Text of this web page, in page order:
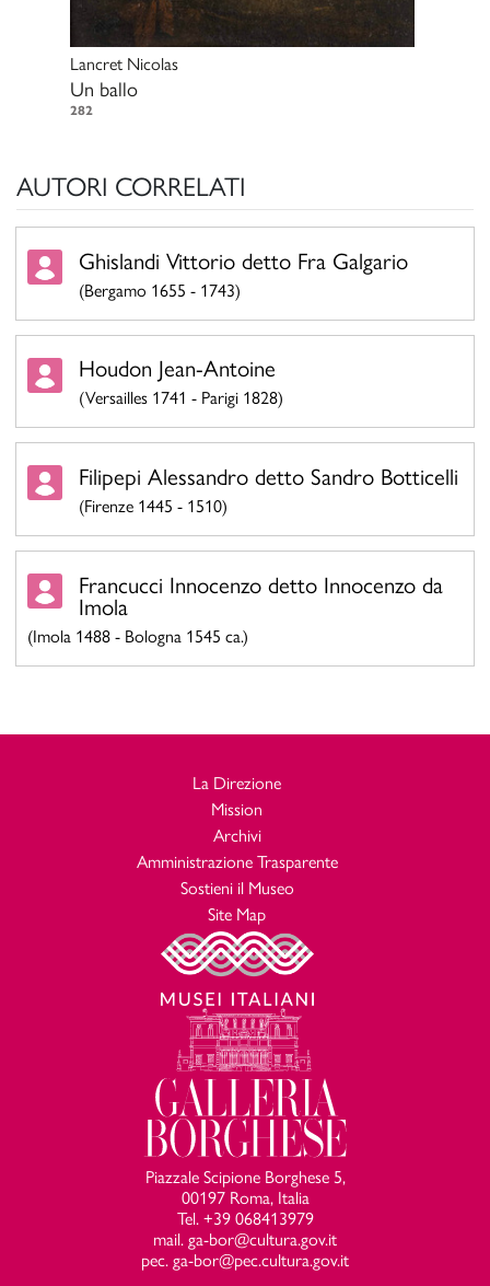
Lancret Nicolas
Un ballo
282
AUTORI CORRELATI
Ghislandi Vittorio detto Fra Galgario
(Bergamo 1655 - 1743)
Houdon Jean-Antoine
(Versailles 1741 - Parigi 1828)
Filipepi Alessandro detto Sandro Botticelli
(Firenze 1445 - 1510)
Francucci Innocenzo detto Innocenzo da
Imola
(Imola 1488 - Bologna 1545 ca.)
La Direzione
Mission
Archivi
Amministrazione Trasparente
Sostieni il Museo
Site Map
Piazzale Scipione Borghese 5,
00197 Roma, Italia
Tel. +39 068413979
mail. ga-bor@cultura.gov.it
pec. ga-bor@pec.cultura.gov.it